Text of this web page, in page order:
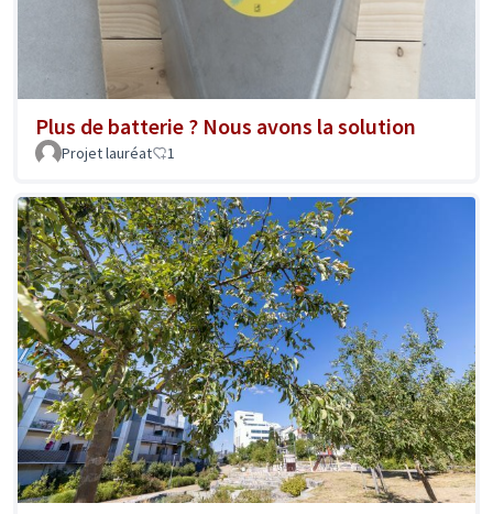
Plus de batterie ? Nous avons la solution
Projet lauréat 1